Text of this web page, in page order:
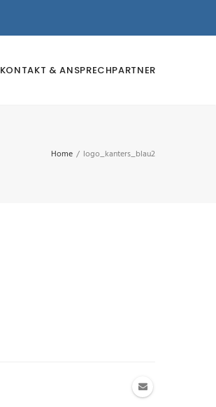
KONTAKT & ANSPRECHPARTNER
Home / logo_kanters_blau2